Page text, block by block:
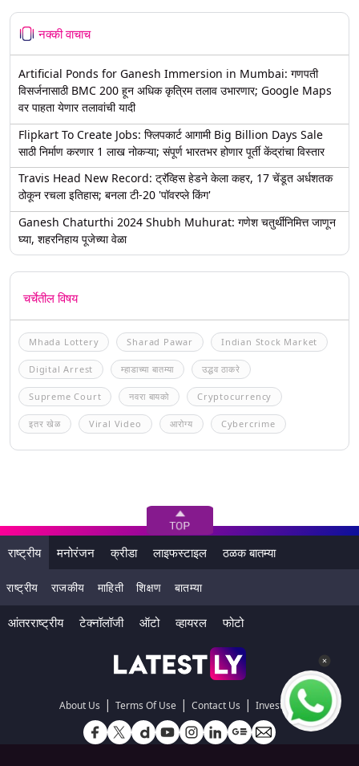
नक्की वाचाच
Artificial Ponds for Ganesh Immersion in Mumbai: गणपती
विसर्जनासाठी BMC 200 हून अधिक कृत्रिम तलाव उभारणार; Google Maps
वर पाहता येणार तलावांची यादी
Flipkart To Create Jobs: फ्लिपकार्ट आगामी Big Billion Days Sale
साठी निर्माण करणार 1 लाख नोकऱ्या; संपूर्ण भारतभर होणार पूर्ती केंद्रांचा विस्तार
Travis Head New Record: ट्रॅव्हिस हेडने केला कहर, 17 चेंडूत अर्धशतक
ठोकून रचला इतिहास; बनला टी-20 'पॉवरप्ले किंग'
Ganesh Chaturthi 2024 Shubh Muhurat: गणेश चतुर्थीनिमित्त जाणून
घ्या, शहरनिहाय पूजेच्या वेळा
चर्चेतील विषय
Mhada Lottery Sharad Pawar Indian Stock Market
Digital Arrest म्हाडाच्या बातम्या उद्धव ठाकरे
Supreme Court नवरा बायको Cryptocurrency
इतर खेळ Viral Video आरोग्य Cybercrime
राष्ट्रीय मनोरंजन क्रीडा लाइफस्टाइल ठळक बातम्या
राष्ट्रीय राजकीय माहिती शिक्षण बातम्या
आंतरराष्ट्रीय टेक्नॉलॉजी ऑटो व्हायरल फोटो
About Us | Terms Of Use | Contact Us | Investors